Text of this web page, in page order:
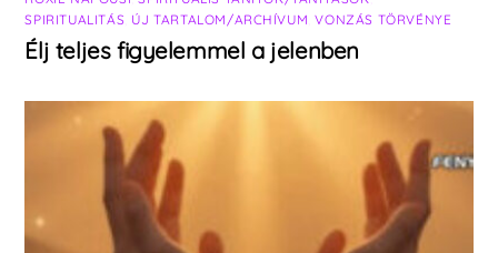
SPIRITUALITÁS ÚJ TARTALOM/ARCHÍVUM ,VONZÁS TÖRVÉNYE
Élj teljes figyelemmel a jelenben